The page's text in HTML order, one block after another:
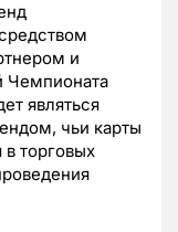
и
Чемпионата
являться
чьи карты
торговых